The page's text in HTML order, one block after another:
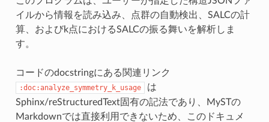
イルから情報を読み込み、点群の自動検出、SALCの計
算、およびk点におけるSALCの振る舞いを解析しま
す。
コードのdocstringにある関連リンク
:doc:analyze_symmetry_k_usage
は
Sphinx/reStructuredText固有の記法であり、MySTの
Markdownでは直接利用できないため、このドキュメ